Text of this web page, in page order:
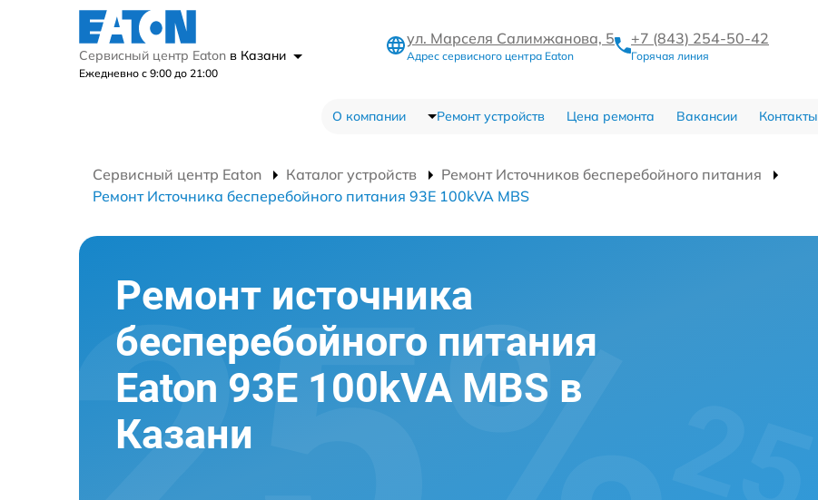
Сервисный центр Eaton в Казани
Ежедневно с 9:00 до 21:00
ул. Марселя Салимжанова, 5
Адрес сервисного центра Eaton
+7 (843) 254-50-42
Горячая линия
О компании Ремонт устройств Цена ремонта Вакансии Контакты
Сервисный центр Eaton Каталог устройств
Ремонт Источников бесперебойного питания
Ремонт Источника бесперебойного питания 93E 100kVA MBS
Ремонт источника
бесперебойного питания
Eaton 93E 100kVA MBS в
Казани